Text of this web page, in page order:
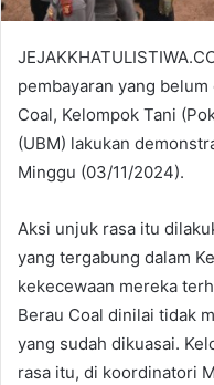
pembayaran yang
Coal, Kelompok Tani
(UBM) lakukan
Minggu (03/11/2024).
Aksi unjuk rasa itu
yang tergabung dalam
kekecewaan mereka
Berau Coal dinilai tidak
yang sudah dikuasai.
rasa itu, di koordinatori